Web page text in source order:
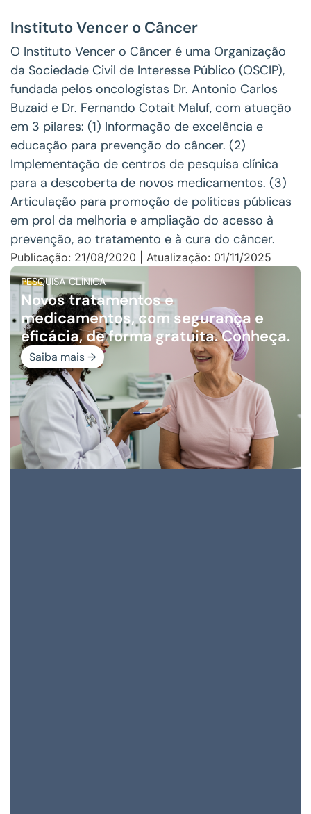
Instituto Vencer o Câncer
O Instituto Vencer o Câncer é uma Organização
da Sociedade Civil de Interesse Público (OSCIP),
fundada pelos oncologistas Dr. Antonio Carlos
Buzaid e Dr. Fernando Cotait Maluf, com atuação
em 3 pilares: (1) Informação de excelência e
educação para prevenção do câncer. (2)
Implementação de centros de pesquisa clínica
para a descoberta de novos medicamentos. (3)
Articulação para promoção de políticas públicas
em prol da melhoria e ampliação do acesso à
prevenção, ao tratamento e à cura do câncer.
Publicação: 21/08/2020 | Atualização: 01/11/2025
PESQUISA CLÍNICA
Novos tratamentos e
medicamentos, com segurança e
eficácia, de forma gratuita. Conheça.
Saiba mais →